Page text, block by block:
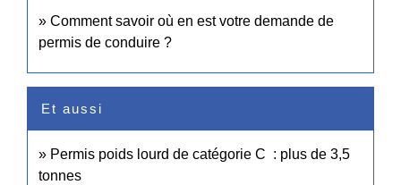
Comment savoir où en est votre demande de
permis de conduire ?
Et aussi
Permis poids lourd de catégorie C : plus de 3,5
tonnes